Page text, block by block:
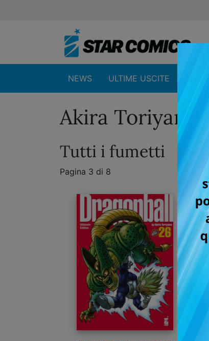
NEWS ULTIME USCITE
Akira Toriyama
Tutti i fumetti
Pagina 3 di 8